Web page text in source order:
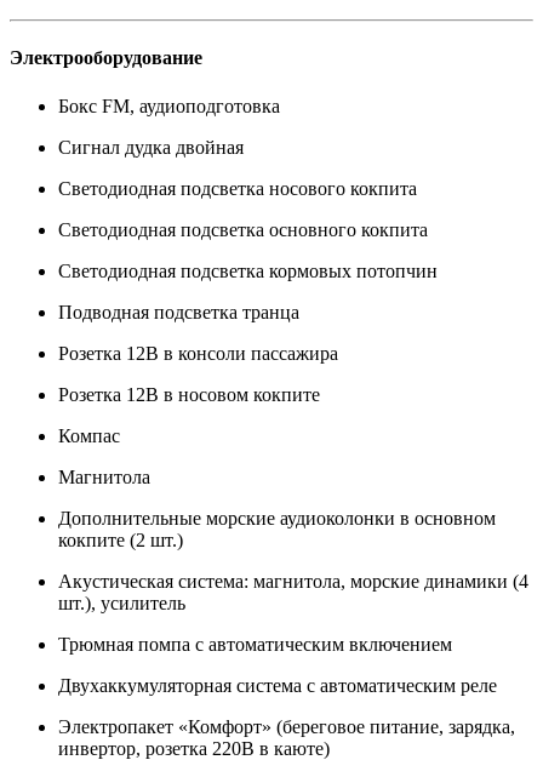
Электрооборудование
Бокс FM, аудиоподготовка
Сигнал дудка двойная
Светодиодная подсветка носового кокпита
Светодиодная подсветка основного кокпита
Светодиодная подсветка кормовых потопчин
Подводная подсветка транца
Розетка 12В в консоли пассажира
Розетка 12В в носовом кокпите
Компас
Магнитола
Дополнительные морские аудиоколонки в основном
кокпите (2 шт.)
Акустическая система: магнитола, морские динамики (4
шт.), усилитель
Трюмная помпа с автоматическим включением
Двухаккумуляторная система с автоматическим реле
Электропакет «Комфорт» (береговое питание, зарядка,
инвертор, розетка 220В в каюте)